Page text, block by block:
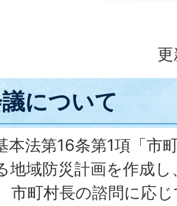
について
本法第16条第1項「市
地域防災計画を作成
市町村長の諮問に応